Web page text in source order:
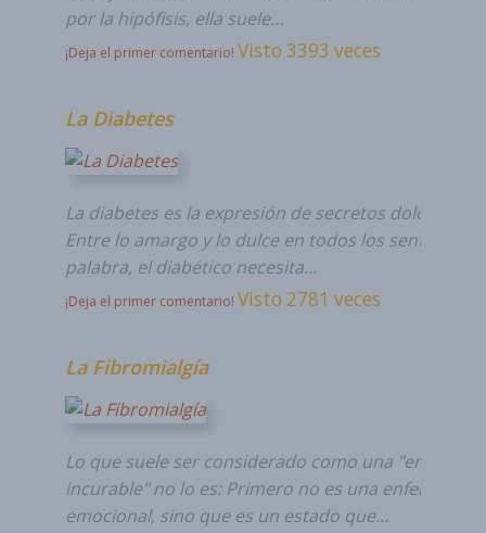
por la hipófisis, ella suele…
¡Deja el primer comentario! Visto 3393 veces
La Diabetes
La diabetes es la expresión de secretos dolorosos...
Entre lo amargo y lo dulce en todos los sentidos
palabra, el diabético necesita…
¡Deja el primer comentario! Visto 2781 veces
La Fibromialgía
Lo que suele ser considerado como una
incurable" no lo es: Primero no es una enfermedad
emocional, sino que es un estado que…